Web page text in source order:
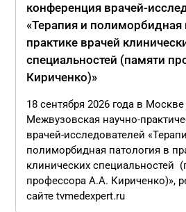
конференция врачей-
«Терапия и полиморбидная
практике врачей
специальностей (памяти
Кириченко)»
18 сентября 2026 года в
Межвузовская научно-
врачей-исследователей
полиморбидная патология в
клинических специальностей
профессора А.А. Кириченко)»,
сайте tvmedexpert.ru